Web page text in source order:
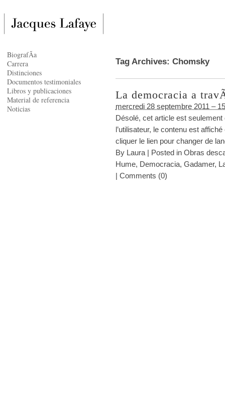
Tag Archives: Chomsky
La democracia a
mercredi 28 septembre 2011 –
Désolé, cet article est
l’utilisateur, le contenu est
cliquer le lien pour changer de
By Laura | Posted in Obras
Hume, Democracia, Gadamer,
| Comments (0)
BiografÃ­a
Carrera
Distinciones
Documentos testimoniales
Libros y publicaciones
Material de referencia
Noticias